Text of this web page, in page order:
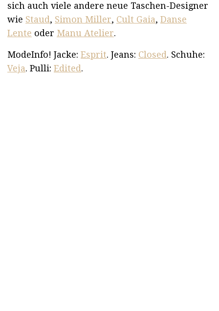
sich auch viele andere neue Taschen-Designer
wie Staud, Simon Miller, Cult Gaia, Danse
Lente oder Manu Atelier.
ModeInfo! Jacke: Esprit. Jeans: Closed. Schuhe:
Veja. Pulli: Edited.